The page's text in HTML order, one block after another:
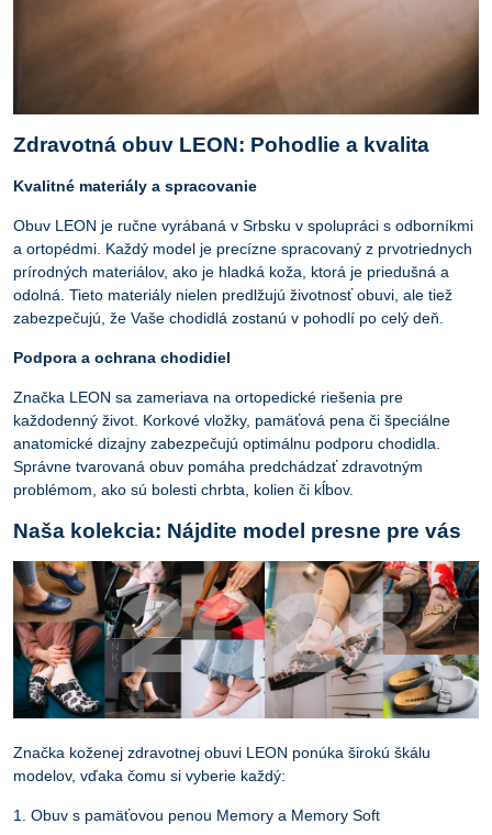
Zdravotná obuv LEON: Pohodlie a kvalita
Kvalitné materiály a spracovanie
Obuv LEON je ručne vyrábaná v Srbsku v spolupráci s odborníkmi
a ortopédmi. Každý model je precízne spracovaný z prvotriednych
prírodných materiálov, ako je hladká koža, ktorá je priedušná a
odolná. Tieto materiály nielen predlžujú životnosť obuvi, ale tiež
zabezpečujú, že Vaše chodidlá zostanú v pohodlí po celý deň.
Podpora a ochrana chodidiel
Značka LEON sa zameriava na ortopedické riešenia pre
každodenný život. Korkové vložky, pamäťová pena či špeciálne
anatomické dizajny zabezpečujú optimálnu podporu chodidla.
Správne tvarovaná obuv pomáha predchádzať zdravotným
problémom, ako sú bolesti chrbta, kolien či kĺbov.
Naša kolekcia: Nájdite model presne pre vás
Značka koženej zdravotnej obuvi LEON ponúka širokú škálu
modelov, vďaka čomu si vyberie každý:
1. Obuv s pamäťovou penou Memory a Memory Soft